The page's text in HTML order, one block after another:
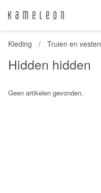
Kleding Truien en vesten
Hidden hidden
Geen artikelen gevonden.